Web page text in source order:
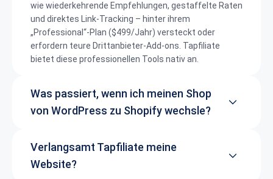
wie wiederkehrende Empfehlungen, gestaffelte Raten
und direktes Link-Tracking – hinter ihrem
„Professional“-Plan ($499/Jahr) versteckt oder
erfordern teure Drittanbieter-Add-ons. Tapfiliate
bietet diese professionellen Tools nativ an.
Was passiert, wenn ich meinen Shop
von WordPress zu Shopify wechsle?
Verlangsamt Tapfiliate meine
Website?